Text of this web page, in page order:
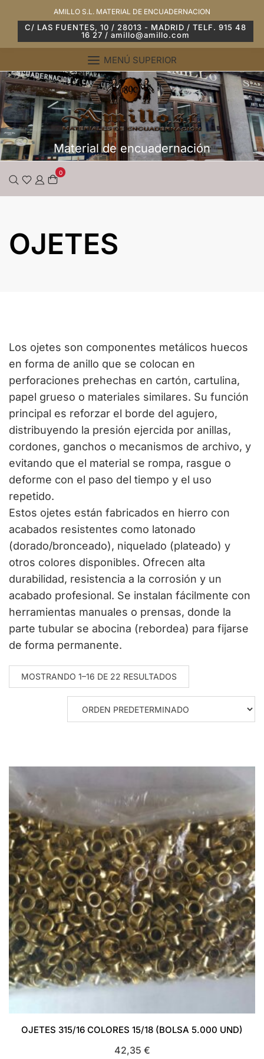
contenido
AMILLO S.L. MATERIAL DE ENCUADERNACION
C/ LAS FUENTES, 10 / 28013 - MADRID / TELF. 915 48
16 27 / amillo@amillo.com
MENÚ SUPERIOR
Material de encuadernación
0
OJETES
Los ojetes son componentes metálicos huecos
en forma de anillo que se colocan en
perforaciones prehechas en cartón, cartulina,
papel grueso o materiales similares. Su función
principal es reforzar el borde del agujero,
distribuyendo la presión ejercida por anillas,
cordones, ganchos o mecanismos de archivo, y
evitando que el material se rompa, rasgue o
deforme con el paso del tiempo y el uso
repetido.
Estos ojetes están fabricados en hierro con
acabados resistentes como latonado
(dorado/bronceado), niquelado (plateado) y
otros colores disponibles. Ofrecen alta
durabilidad, resistencia a la corrosión y un
acabado profesional. Se instalan fácilmente con
herramientas manuales o prensas, donde la
parte tubular se abocina (rebordea) para fijarse
de forma permanente.
MOSTRANDO 1–16 DE 22 RESULTADOS
OJETES 315/16 COLORES 15/18 (BOLSA 5.000 UND)
42,35 €